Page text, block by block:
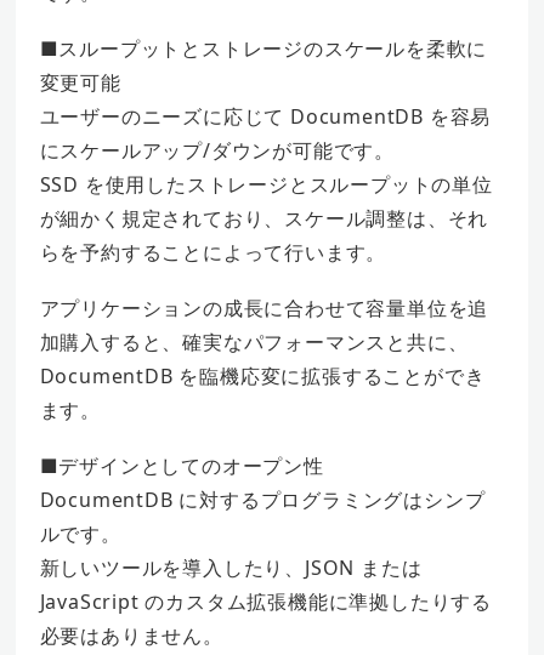
■スループットとストレージのスケールを柔軟に
変更可能
ユーザーのニーズに応じて DocumentDB を容易
にスケールアップ/ダウンが可能です。
SSD を使用したストレージとスループットの単位
が細かく規定されており、スケール調整は、それ
らを予約することによって行います。
アプリケーションの成長に合わせて容量単位を追
加購入すると、確実なパフォーマンスと共に、
DocumentDB を臨機応変に拡張することができ
ます。
■デザインとしてのオープン性
DocumentDB に対するプログラミングはシンプ
ルです。
新しいツールを導入したり、JSON または
JavaScript のカスタム拡張機能に準拠したりする
必要はありません。